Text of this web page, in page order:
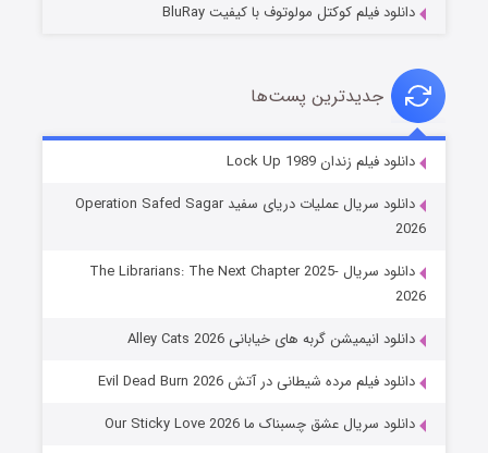
شوهر
عملیات آپارتمان
دانلود فیلم کوکتل مولوتوف با کیفیت BluRay
جدیدترین پست‌ها
دانلود فیلم زندان Lock Up 1989
دانلود سریال عملیات دریای سفید Operation Safed Sagar
2026
دانلود سریال The Librarians: The Next Chapter 2025-
2026
دانلود انیمیشن گربه های خیابانی Alley Cats 2026
دانلود فیلم مرده شیطانی در آتش Evil Dead Burn 2026
دانلود سریال عشق چسبناک ما Our Sticky Love 2026